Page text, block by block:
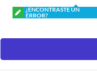
¿ENCONTRASTE UN
ERROR?